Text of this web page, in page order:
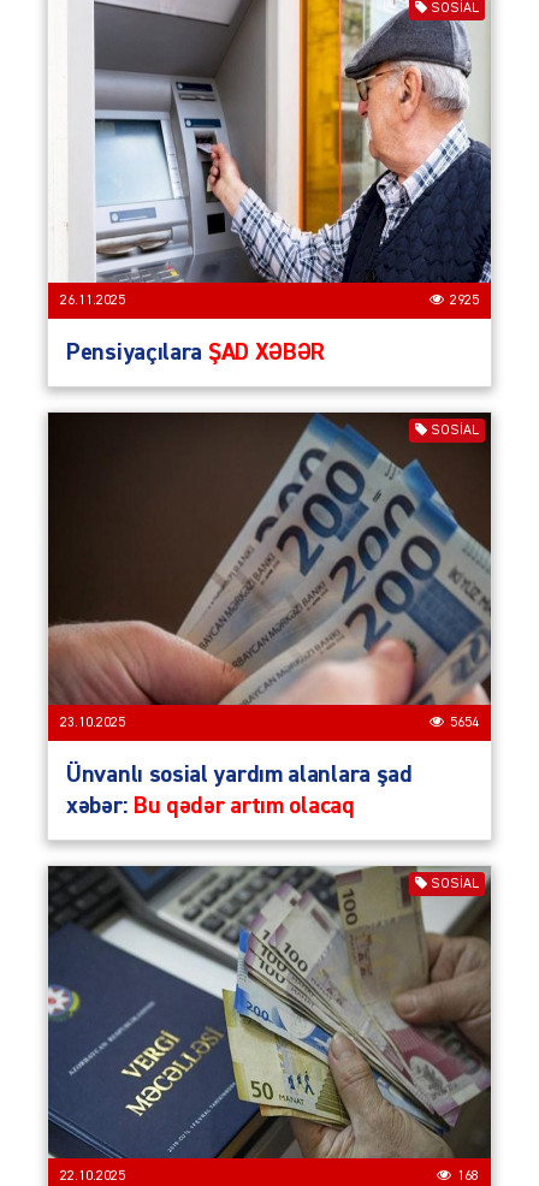
SOSIAL
26.11.2025 2925
Pensiyaçılara ŞAD XƏBƏR
SOSIAL
23.10.2025 5654
Ünvanlı sosial yardım alanlara şad
xəbər: Bu qədər artım olacaq
SOSIAL
22.10.2025 168